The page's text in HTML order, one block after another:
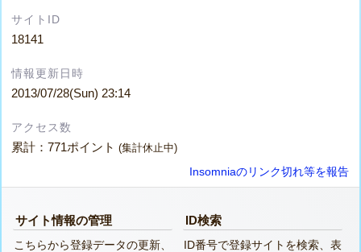
サイトID
18141
情報更新日時
2013/07/28(Sun) 23:14
アクセス数
累計：771ポイント(集計休止中)
Insomniaのリンク切れ等を報告
サイト情報の管理
こちらから登録データの更新、
ID検索
ID番号で登録サイトを検索、表